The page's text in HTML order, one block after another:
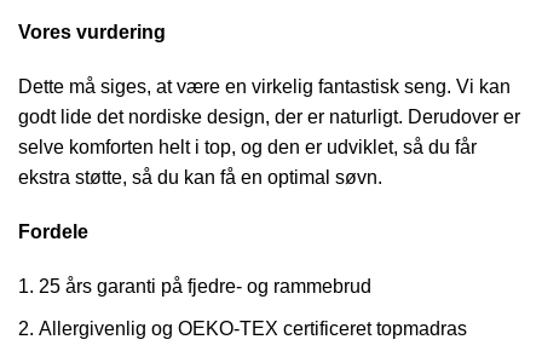
Vores vurdering
Dette må siges, at være en virkelig fantastisk seng. Vi kan
godt lide det nordiske design, der er naturligt. Derudover er
selve komforten helt i top, og den er udviklet, så du får
ekstra støtte, så du kan få en optimal søvn.
Fordele
25 års garanti på fjedre- og rammebrud
Allergivenlig og OEKO-TEX certificeret topmadras